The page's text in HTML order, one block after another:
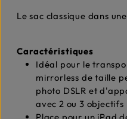
Le sac classique dans
Caractéristiques
Idéal pour le
mirrorless de taille
photo DSLR et
avec 2 ou 3 objectifs